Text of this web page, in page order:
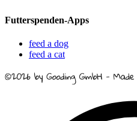
Futterspenden-Apps
feed a dog
feed a cat